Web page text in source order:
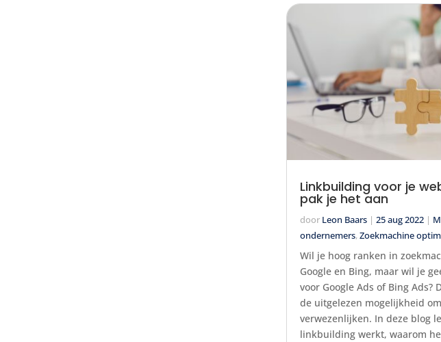
Linkbuilding voor je
pak je het aan
door Leon Baars| 25 aug 2022|
ondernemers,Zoekmachine
Wil je hoog ranken in
Google en Bing, maar wil je
voor Google Ads of Bing
de uitgelezen mogelijkheid
verwezenlijken. In deze blog
linkbuilding werkt, waarom